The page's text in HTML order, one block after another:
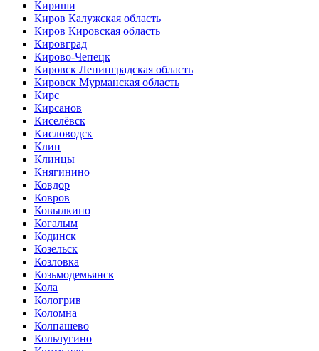
Кириши
Киров Калужская область
Киров Кировская область
Кировград
Кирово-Чепецк
Кировск Ленинградская область
Кировск Мурманская область
Кирс
Кирсанов
Киселёвск
Кисловодск
Клин
Клинцы
Княгинино
Ковдор
Ковров
Ковылкино
Когалым
Кодинск
Козельск
Козловка
Козьмодемьянск
Кола
Кологрив
Коломна
Колпашево
Кольчугино